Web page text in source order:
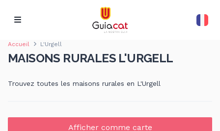
Accueil L'Urgell
MAISONS RURALES L'URGELL
Trouvez toutes les maisons rurales en L'Urgell
Afficher comme carte